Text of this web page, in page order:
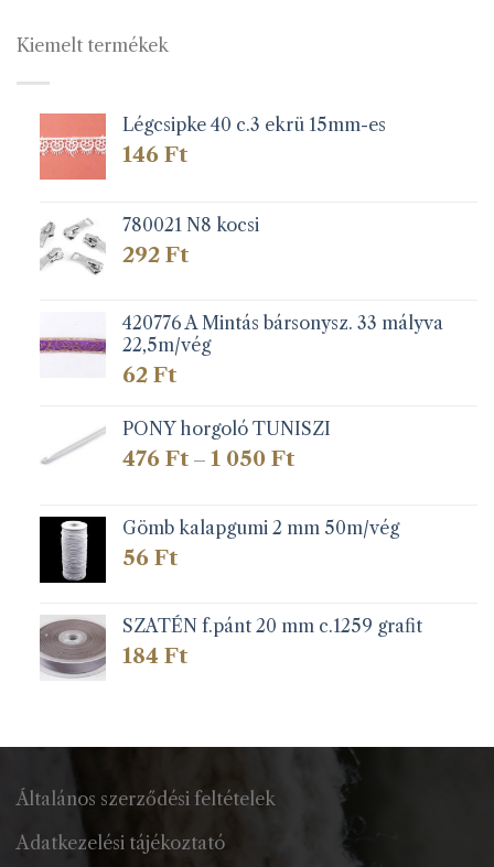
Kiemelt termékek
Légcsipke 40 c.3 ekrü 15mm-es
146 Ft
780021 N8 kocsi
292 Ft
420776 A Mintás bársonysz. 33 mályva
22,5m/vég
62 Ft
PONY horgoló TUNISZI
476 Ft – 1 050 FtÁrtartomány:
1
Gömb kalapgumi 2 mm 50m/vég
56 Ft
SZATÉN f.pánt 20 mm c.1259 grafit
184 Ft
Általános szerződési feltételek
Adatkezelési tájékoztató